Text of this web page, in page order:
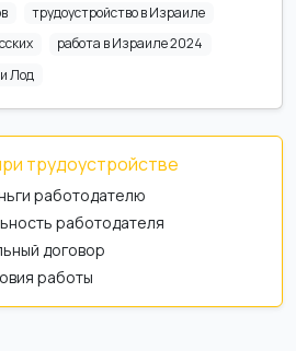
трудоустройство в Израиле
работа в Израиле 2024
Лод
трудоустройстве
работодателю
работодателя
договор
работы